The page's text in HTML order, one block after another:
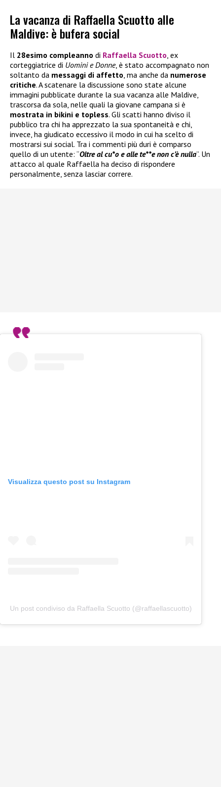
La vacanza di Raffaella Scuotto alle
Maldive: è bufera social
Il 28esimo compleanno di Raffaella Scuotto , ex
corteggiatrice di Uomini e Donne, è stato accompagnato non
soltanto da messaggi di affetto , ma anche da numerose
critiche. A scatenare la discussione sono state alcune
immagini pubblicate durante la sua vacanza alle Maldive,
trascorsa da sola, nelle quali la giovane campana si è
mostrata in bikini e topless. Gli scatti hanno diviso il
pubblico tra chi ha apprezzato la sua spontaneità e chi,
invece, ha giudicato eccessivo il modo in cui ha scelto di
mostrarsi sui social. Tra i commenti più duri è comparso
quello di un utente: “Oltre al cu*o e alle te**e non c’è nulla”. Un
attacco al quale Raffaella ha deciso di rispondere
personalmente, senza lasciar correre.
Visualizza questo post su Instagram
Un post condiviso da Raffaella Scuotto (@raffaellascuotto)